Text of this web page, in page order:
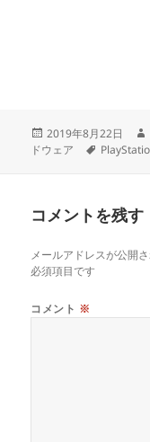
投
稿
2019年8月22日
ドウェア
タ
コメントを残す
メールアドレスが公開
必須項目です
コメント ※